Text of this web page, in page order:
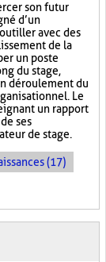
son futur
d’un
avec des
de la
un poste
du stage,
déroulement du
Le
un rapport
ses
de stage.
(17)